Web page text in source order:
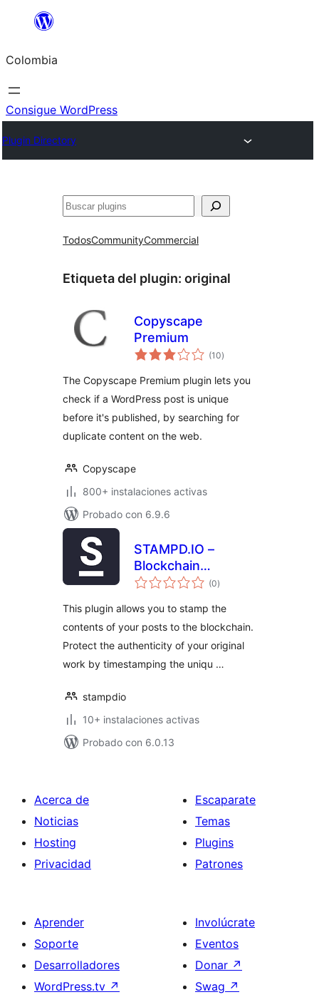
Saltar
contenido
Colombia
Consigue WordPress
Plugin Directory
Buscar
TodosCommunityCommercial
Etiqueta del plugin: original
Copyscape
Premium
(10total
de
)
The Copyscape Premium plugin lets you
check if a WordPress post is unique
before it's published, by searching for
duplicate content on the web.
Copyscape
800+ instalaciones activas
Probado con 6.9.6
STAMPD.IO –
Blockchain
Stamping
(0total
de
)
This plugin allows you to stamp the
contents of your posts to the blockchain.
Protect the authenticity of your original
work by timestamping the uniqu …
stampdio
10+ instalaciones activas
Probado con 6.0.13
Acerca de
Noticias
Hosting
Privacidad
Escaparate
Temas
Plugins
Patrones
Aprender
Soporte
Desarrolladores
WordPress.tv ↗
Involúcrate
Eventos
Donar ↗
Swag ↗